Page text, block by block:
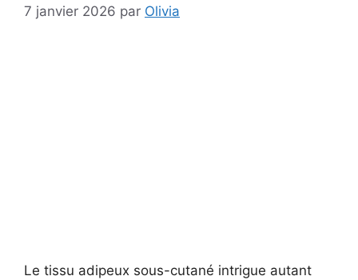
7 janvier 2026 par Olivia
Le tissu adipeux sous-cutané intrigue autant